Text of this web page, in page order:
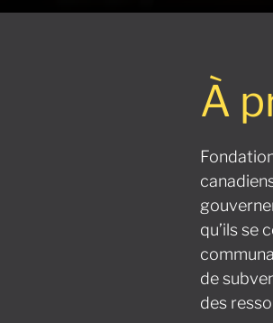
À
qu’ils se
de
des